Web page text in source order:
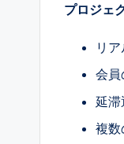
プロジェ
リ
会員
延滞
複数